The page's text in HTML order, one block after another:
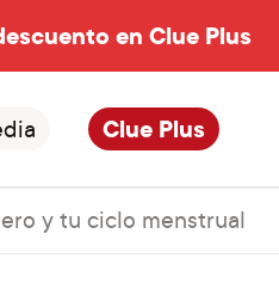
en Clue Plus
Clue Plus
y tu ciclo menstrual